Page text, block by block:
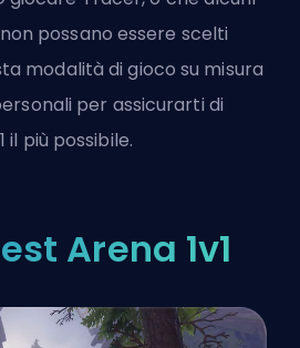
possano essere scelti
modalità di gioco su misura
per assicurarti di
il più possibile.
Arena 1v1